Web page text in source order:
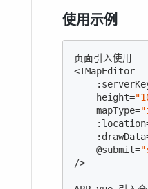
使用示例
页面引入使用
<TMapEditor
    height=
    mapType=
    @submit=
/>